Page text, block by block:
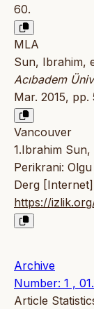
60.
MLA
Sun, Ibrahim,
Acıbadem
Mar. 2015, pp.
Vancouver
1.Ibrahim Sun,
Perikrani:
Derg
https://
Archive
Number: 1 ,
Article